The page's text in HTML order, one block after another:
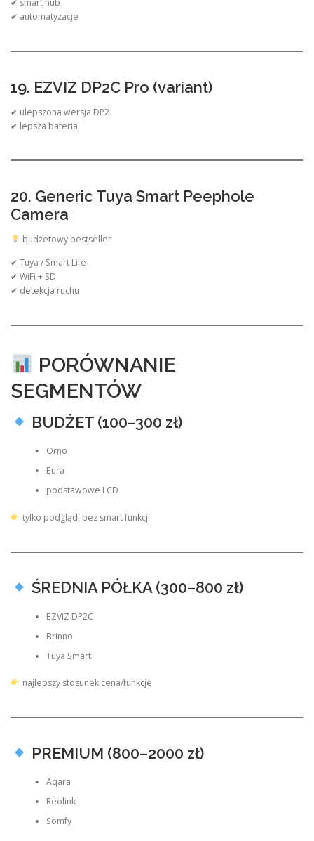
✔ smart hub
✔ automatyzacje
19. EZVIZ DP2C Pro (variant)
✔ ulepszona wersja DP2
✔ lepsza bateria
20. Generic Tuya Smart Peephole
Camera
budżetowy bestseller
✔ Tuya / Smart Life
✔ WiFi + SD
✔ detekcja ruchu
PORÓWNANIE
SEGMENTÓW
BUDŻET (100–300 zł)
Orno
Eura
podstawowe LCD
tylko podgląd, bez smart funkcji
ŚREDNIA PÓŁKA (300–800 zł)
EZVIZ DP2C
Brinno
Tuya Smart
najlepszy stosunek cena/funkcje
PREMIUM (800–2000 zł)
Aqara
Reolink
Somfy